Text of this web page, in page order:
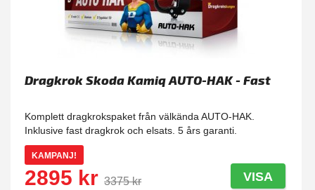
Dragkrok Skoda Kamiq AUTO-HAK - Fast
Komplett dragkrokspaket från välkända AUTO-HAK.
Inklusive fast dragkrok och elsats. 5 års garanti.
KAMPANJ!
2895 kr 3375 kr VISA